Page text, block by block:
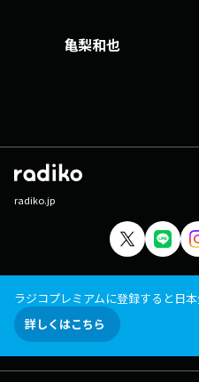
亀梨和也
radiko.jp
ラジコプレミアムに登録すると日
詳しくはこちら